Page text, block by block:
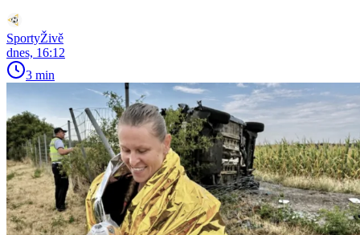
SportyŽivě
dnes, 16:12
3 min